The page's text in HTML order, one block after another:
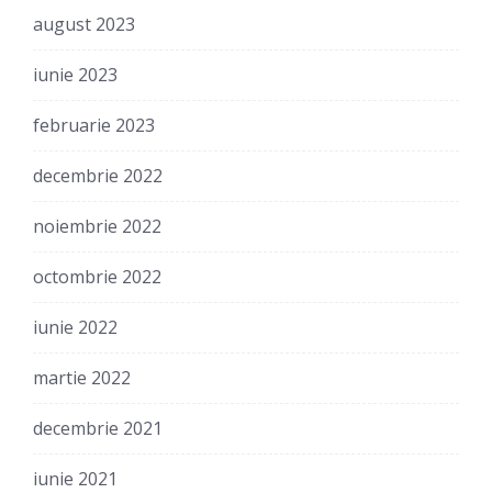
august 2023
iunie 2023
februarie 2023
decembrie 2022
noiembrie 2022
octombrie 2022
iunie 2022
martie 2022
decembrie 2021
iunie 2021